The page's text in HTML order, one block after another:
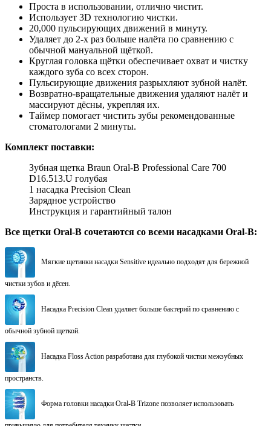
Проста в использовании, отлично чистит.
Использует 3D технологию чистки.
20,000 пульсирующих движений в минуту.
Удаляет до 2-х раз больше налёта по сравнению с
обычной мануальной щёткой.
Круглая головка щётки обеспечивает охват и чистку
каждого зуба со всех сторон.
Пульсирующие движения разрыхляют зубной налёт.
Возвратно-вращательные движения удаляют налёт и
массируют дёсны, укрепляя их.
Таймер помогает чистить зубы рекомендованные
стоматологами 2 минуты.
Комплект поставки:
Зубная щетка Braun Oral-B Professional Care 700
D16.513.U голубая
1 насадка Precision Clean
Зарядное устройство
Инструкция и гарантийный талон
Все щетки Oral-B cочетаются со всеми насадками Oral-B:
Мягкие щетинки насадки Sensitive идеально подходят для бережной
чистки зубов и дёсен.
Насадка Precision Clean удаляет больше бактерий по сравнению с
обычной зубной щеткой.
Насадка Floss Action разработана для глубокой чистки межзубных
пространств.
Форма головки насадки Oral-B Trizone позволяет использовать